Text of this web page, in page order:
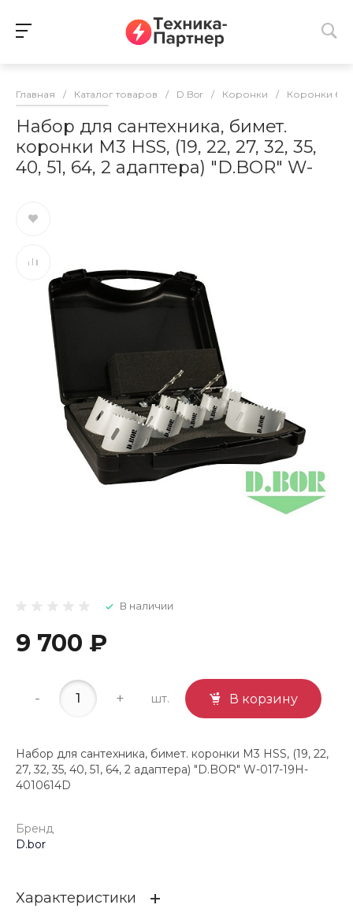
Главная / Каталог товаров / D.Bor / Коронки / Коронки
Набор для сантехника, бимет.
коронки М3 HSS, (19, 22, 27, 32, 35,
40, 51, 64, 2 адаптера) "D.BOR" W-
В наличии
9 700 ₽
- + шт. В корзину
Набор для сантехника, бимет. коронки М3 HSS, (19, 22,
27, 32, 35, 40, 51, 64, 2 адаптера) "D.BOR" W-017-19H-
4010614D
Бренд
D.bor
Характеристики